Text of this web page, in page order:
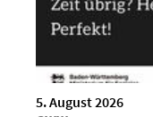
5. August 2026